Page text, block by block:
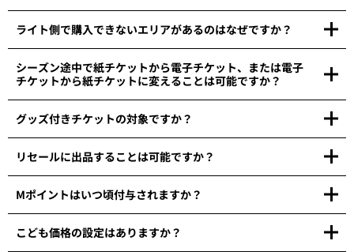
ライト側で購入できないエリアがあるのはなぜですか？
シーズン途中で紙チケットから電子チケット、または電子
チケットから紙チケットに変えることは可能ですか？
グッズ付きチケットの対象ですか？
リセールに出品することは可能ですか？
Mポイントはいつ頃付与されますか？
こども価格の設定はありますか？